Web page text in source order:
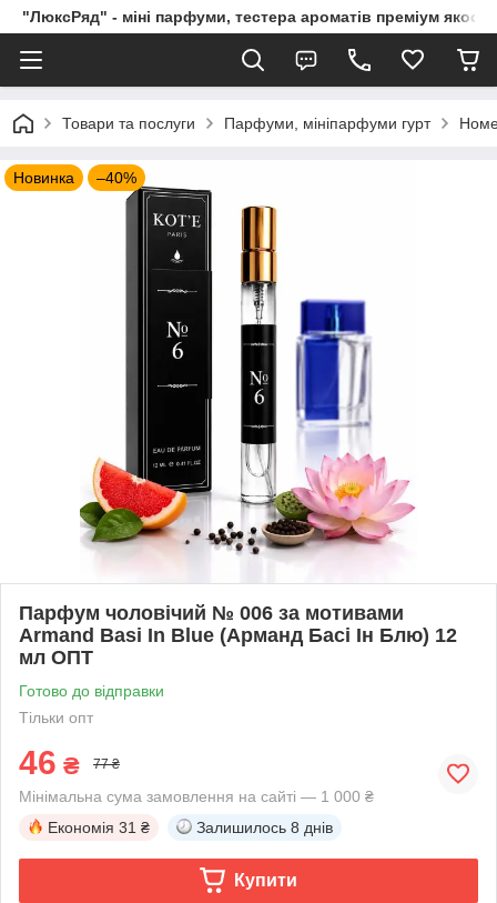
"ЛюксРяд" - міні парфуми, тестера ароматів преміум
Товари та послуги Парфуми, мініпарфуми гурт
Новинка –40%
Парфум чоловічий № 006 за мотивами
Armand Basi In Blue (Арманд Басі Ін Блю) 12
мл ОПТ
Готово до відправки
Тільки опт
46 ₴ 77 ₴
Мінімальна сума замовлення на сайті — 1 000 ₴
Економія 31 ₴ Залишилось 8 днів
Купити